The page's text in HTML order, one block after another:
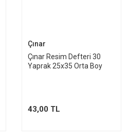
Çınar
Çınar Resim Defteri 30
Yaprak 25x35 Orta Boy
43,00 TL